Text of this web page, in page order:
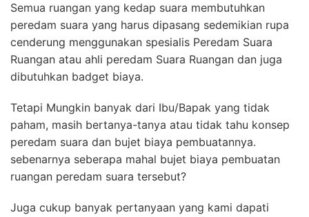
Semua ruangan yang kedap suara membutuhkan
peredam suara yang harus dipasang sedemikian rupa
cenderung menggunakan spesialis Peredam Suara
Ruangan atau ahli peredam Suara Ruangan dan juga
dibutuhkan badget biaya.
Tetapi Mungkin banyak dari Ibu/Bapak yang tidak
paham, masih bertanya-tanya atau tidak tahu konsep
peredam suara dan bujet biaya pembuatannya.
sebenarnya seberapa mahal bujet biaya pembuatan
ruangan peredam suara tersebut?
Juga cukup banyak pertanyaan yang kami dapati